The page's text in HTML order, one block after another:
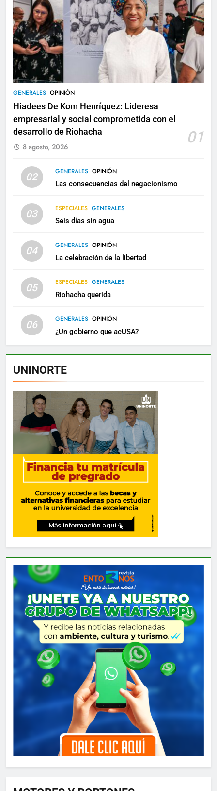
GENERALES OPINIÓN
Hiadees De Kom Henríquez: Lideresa
empresarial y social comprometida con el
desarrollo de Riohacha
01
8 agosto, 2026
02 GENERALES OPINIÓN
Las consecuencias del negacionismo
03 ESPECIALES GENERALES
Seis días sin agua
04 GENERALES OPINIÓN
La celebración de la libertad
05 ESPECIALES GENERALES
Riohacha querida
06 GENERALES OPINIÓN
¿Un gobierno que acUSA?
UNINORTE